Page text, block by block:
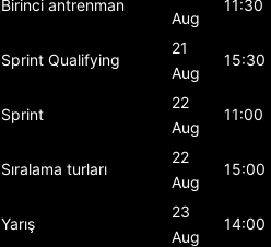
Birinci antrenman
Aug
11:30
Sprint Qualifying
21
Aug
15:30
Sprint
22
Aug
11:00
Sıralama turları
22
Aug
15:00
Yarış
23
Aug
14:00